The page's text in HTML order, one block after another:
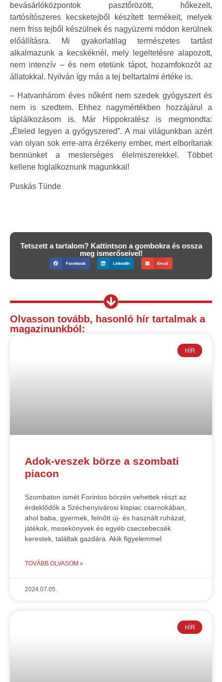
bevásárlóközpontok pasztőrözött, hőkezelt,
tartósítószeres kecsketejből készített termékeit, melyek
nem friss tejből készülnek és nagyüzemi módon kerülnek
előállításra. Mi gyakorlatilag természetes tartást
alkalmazunk a kecskéknél, mely legeltetésre alapozott,
nem intenzív – és nem etetünk tápot, hozamfokozót az
állatokkal. Nyilván így más a tej beltartalmi értéke is.
– Hatvanhárom éves nőként nem szedek gyógyszert és
nem is szedtem. Ehhez nagymértékben hozzájárul a
táplálkozásom is. Már Hippokratész is megmondta:
„Ételed legyen a gyógyszered”. A mai világunkban azért
van olyan sok erre-arra érzékeny ember, mert elborítanak
bennünket a mesterséges élelmiszerekkel. Többet
kellene foglalkoznunk magunkkal!
Puskás Tünde
Tetszett a tartalom? Kattintson a gombokra és ossza
meg ismerőseivel!
Facebook LinkedIn Email
Olvasson tovább, hasonló hír tartalmak a
magazinunkból:
HÍR
Adok-veszek börze a szombati
piacon
Szombaton ismét Forintos börzén vehettek részt az
érdeklődők a Széchenyivárosi kispiac csarnokában,
ahol baba, gyermek, felnőtt új- és használt ruházat,
játékok, mesekönyvek és egyéb csecsebecsék
kerestek, találtak gazdára. Akik figyelemmel
TOVÁBB OLVASOM »
2024.07.05.
HÍR